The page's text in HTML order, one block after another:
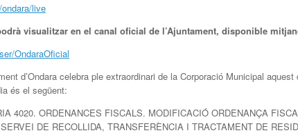
live
visualitzar en el canal oficial de l’Ajuntament, disponible
OndaraOficial
d’Ondara celebra ple extraordinari de la Corporació Municipal
és el següent:
4020. ORDENANCES FISCALS. MODIFICACIÓ ORDENANÇA
DE RECOLLIDA, TRANSFERÈNCIA I TRACTAMENT DE